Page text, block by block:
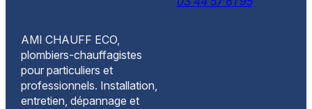
AMI CHAUFF ECO,
plombiers-chauffagistes
pour particuliers et
professionnels. Installation,
entretien, dépannage et